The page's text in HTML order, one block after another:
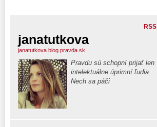
RSS
janatutkova
janatutkova.blog.pravda.sk
Pravdu sú schopní prijať len
intelektuálne úprimní ľudia.
Nech sa páči